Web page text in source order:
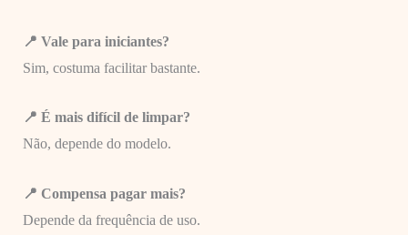
📍 Vale para iniciantes?
Sim, costuma facilitar bastante.
📍 É mais difícil de limpar?
Não, depende do modelo.
📍 Compensa pagar mais?
Depende da frequência de uso.